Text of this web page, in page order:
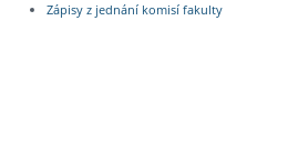
Zápisy z jednání komisí fakulty